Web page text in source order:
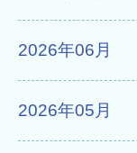
2026年06月
2026年05月